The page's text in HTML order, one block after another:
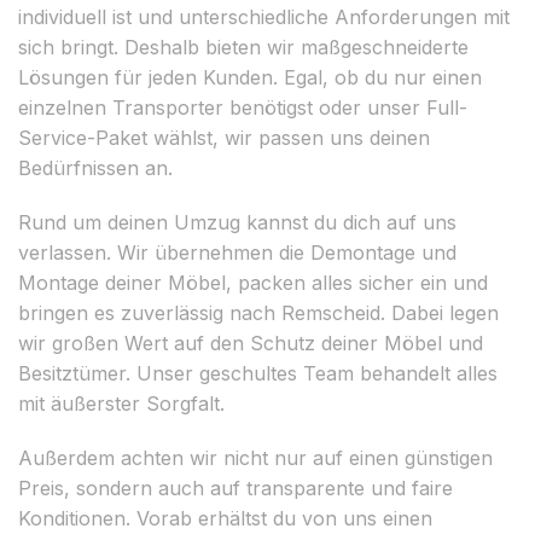
individuell ist und unterschiedliche Anforderungen mit
sich bringt. Deshalb bieten wir maßgeschneiderte
Lösungen für jeden Kunden. Egal, ob du nur einen
einzelnen Transporter benötigst oder unser Full-
Service-Paket wählst, wir passen uns deinen
Bedürfnissen an.
Rund um deinen Umzug kannst du dich auf uns
verlassen. Wir übernehmen die Demontage und
Montage deiner Möbel, packen alles sicher ein und
bringen es zuverlässig nach Remscheid. Dabei legen
wir großen Wert auf den Schutz deiner Möbel und
Besitztümer. Unser geschultes Team behandelt alles
mit äußerster Sorgfalt.
Außerdem achten wir nicht nur auf einen günstigen
Preis, sondern auch auf transparente und faire
Konditionen. Vorab erhältst du von uns einen